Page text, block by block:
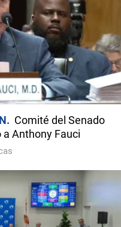
Comité del Senado
a Anthony Fauci